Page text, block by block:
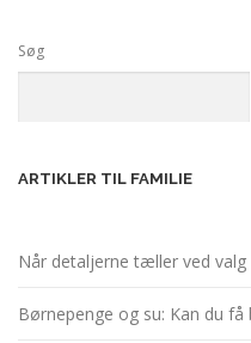
Søg
ARTIKLER TIL FAMILIE
Når detaljerne tæller ved
Børnepenge og su: Kan du få